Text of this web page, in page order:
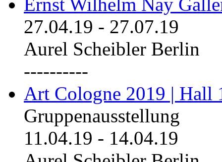
27.04.19 - 27.07.19
Aurel Scheibler Berlin
----------
Art Cologne 2019 | Hall
Gruppenausstellung
11.04.19 - 14.04.19